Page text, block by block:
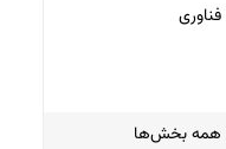
فناوری
همه بخش‌ها